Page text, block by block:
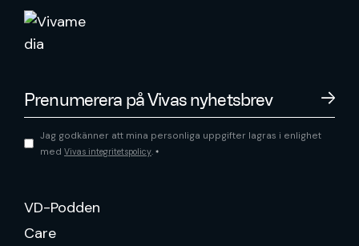
Jag godkänner att mina personliga uppgifter lagras i enlighet
med Vivas integritetspolicy. *
VD-Podden
Care